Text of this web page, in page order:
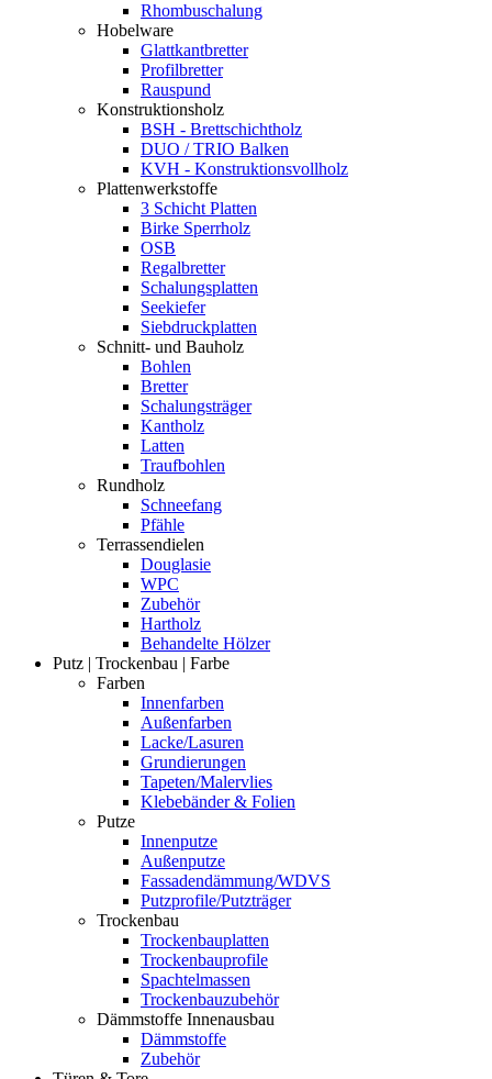
Rhombuschalung
Hobelware
Glattkantbretter
Profilbretter
Rauspund
Konstruktionsholz
BSH - Brettschichtholz
DUO / TRIO Balken
KVH - Konstruktionsvollholz
Plattenwerkstoffe
3 Schicht Platten
Birke Sperrholz
OSB
Regalbretter
Schalungsplatten
Seekiefer
Siebdruckplatten
Schnitt- und Bauholz
Bohlen
Bretter
Schalungsträger
Kantholz
Latten
Traufbohlen
Rundholz
Schneefang
Pfähle
Terrassendielen
Douglasie
WPC
Zubehör
Hartholz
Behandelte Hölzer
Putz | Trockenbau | Farbe
Farben
Innenfarben
Außenfarben
Lacke/Lasuren
Grundierungen
Tapeten/Malervlies
Klebebänder & Folien
Putze
Innenputze
Außenputze
Fassadendämmung/WDVS
Putzprofile/Putzträger
Trockenbau
Trockenbauplatten
Trockenbauprofile
Spachtelmassen
Trockenbauzubehör
Dämmstoffe Innenausbau
Dämmstoffe
Zubehör